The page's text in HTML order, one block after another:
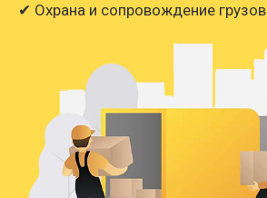
✔ Охрана и сопровождение грузов